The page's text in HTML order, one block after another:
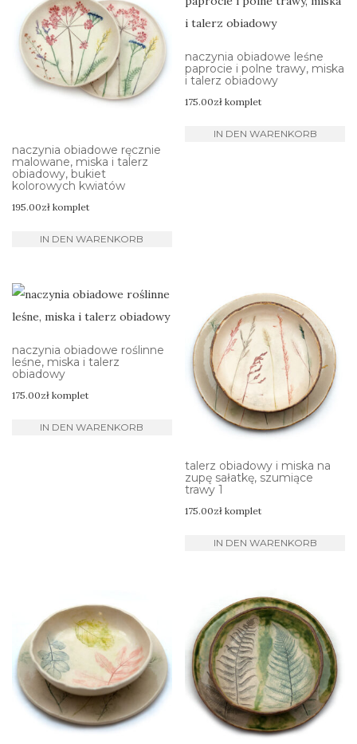
naczynia obiadowe ręcznie
malowane, miska i talerz
obiadowy, bukiet
kolorowych kwiatów
195.00zł komplet
IN DEN WARENKORB
naczynia obiadowe leśne
paprocie i polne trawy, miska
i talerz obiadowy
175.00zł komplet
IN DEN WARENKORB
naczynia obiadowe roślinne
leśne, miska i talerz
obiadowy
175.00zł komplet
IN DEN WARENKORB
talerz obiadowy i miska na
zupę sałatkę, szumiące
trawy 1
175.00zł komplet
IN DEN WARENKORB